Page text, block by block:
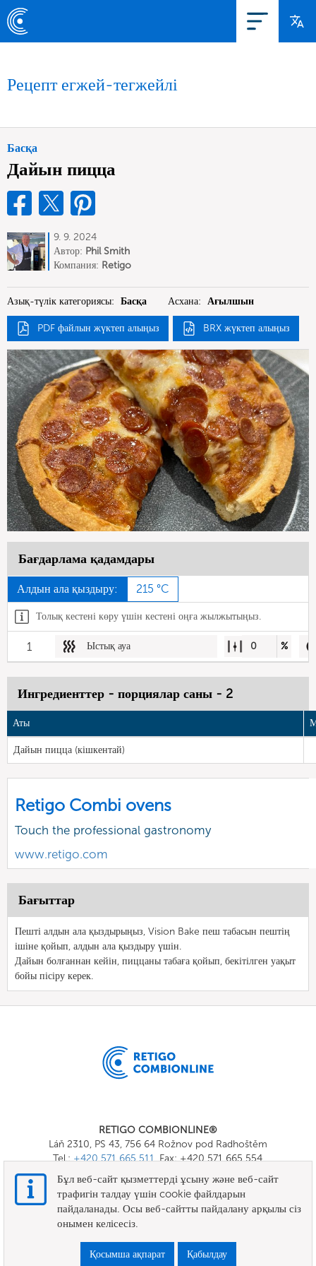
Рецепт егжей-тегжейлі
Басқа
Дайын пицца
9. 9. 2024
Автор: Phil Smith
Компания: Retigo
Азық-түлік категориясы: Басқа Асхана: Ағылшын
PDF файлын жүктеп алыңыз BRX жүктеп алыңыз
Бағдарлама қадамдары
Алдын ала қыздыру: 215 °C
Толық кестені көру үшін кестені оңға жылжытыңыз.
1 Ыстық ауа 0 %
Ингредиенттер - порциялар саны - 2
Аты
Дайын пицца (кішкентай)
Retigo Combi ovens
Touch the professional gastronomy
www.retigo.com
Бағыттар
Пешті алдын ала қыздырыңыз, Vision Bake пеш табасын пештің
ішіне қойып, алдын ала қыздыру үшін.
Дайын болғаннан кейін, пиццаны табаға қойып, бекітілген уақыт
бойы пісіру керек.
RETIGO COMBIONLINE®
Láň 2310, PS 43, 756 64 Rožnov pod Radhoštěm
Tel.:+420 571 665 511, Fax: +420 571 665 554
OnlineMenu
ЕРЕЖЕЛЕР МЕН ШАРТТАР
Бұл веб-сайт қызметтерді ұсыну және веб-сайт
трафигін талдау үшін cookie файлдарын
пайдаланады. Осы веб-сайтты пайдалану арқылы сіз
онымен келісесіз.
Қосымша ақпарат Қабылдау